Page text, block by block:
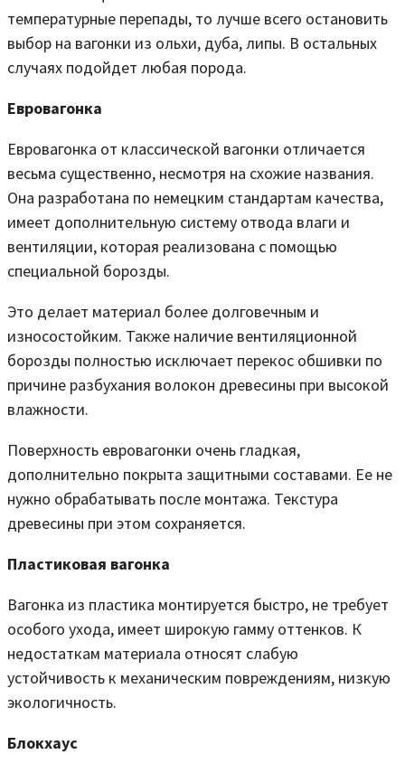
температурные перепады, то лучше всего остановить
выбор на вагонки из ольхи, дуба, липы. В остальных
случаях подойдет любая порода.
Евровагонка
Евровагонка от классической вагонки отличается
весьма существенно, несмотря на схожие названия.
Она разработана по немецким стандартам качества,
имеет дополнительную систему отвода влаги и
вентиляции, которая реализована с помощью
специальной борозды.
Это делает материал более долговечным и
износостойким. Также наличие вентиляционной
борозды полностью исключает перекос обшивки по
причине разбухания волокон древесины при высокой
влажности.
Поверхность евровагонки очень гладкая,
дополнительно покрыта защитными составами. Ее не
нужно обрабатывать после монтажа. Текстура
древесины при этом сохраняется.
Пластиковая вагонка
Вагонка из пластика монтируется быстро, не требует
особого ухода, имеет широкую гамму оттенков. К
недостаткам материала относят слабую
устойчивость к механическим повреждениям, низкую
экологичность.
Блокхаус